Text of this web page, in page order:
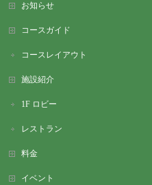
お知らせ
コースガイド
コースレイアウト
施設紹介
1F ロビー
レストラン
料金
イベント